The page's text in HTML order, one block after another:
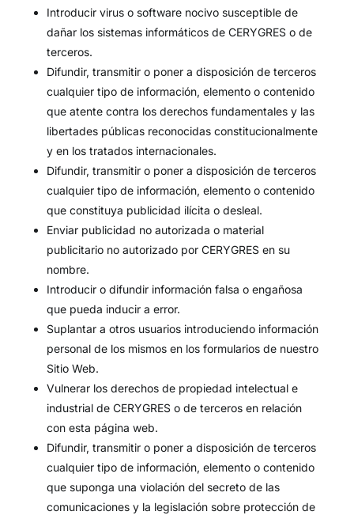
Introducir virus o software nocivo susceptible de
dañar los sistemas informáticos de CERYGRES o de
terceros.
Difundir, transmitir o poner a disposición de terceros
cualquier tipo de información, elemento o contenido
que atente contra los derechos fundamentales y las
libertades públicas reconocidas constitucionalmente
y en los tratados internacionales.
Difundir, transmitir o poner a disposición de terceros
cualquier tipo de información, elemento o contenido
que constituya publicidad ilícita o desleal.
Enviar publicidad no autorizada o material
publicitario no autorizado por CERYGRES en su
nombre.
Introducir o difundir información falsa o engañosa
que pueda inducir a error.
Suplantar a otros usuarios introduciendo información
personal de los mismos en los formularios de nuestro
Sitio Web.
Vulnerar los derechos de propiedad intelectual e
industrial de CERYGRES o de terceros en relación
con esta página web.
Difundir, transmitir o poner a disposición de terceros
cualquier tipo de información, elemento o contenido
que suponga una violación del secreto de las
comunicaciones y la legislación sobre protección de